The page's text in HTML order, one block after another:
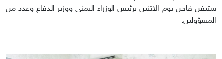
ستيفن فاجن يوم الاثنين برئيس الوزراء اليمني ووزير الدفاع وعدد من
المسؤولين.